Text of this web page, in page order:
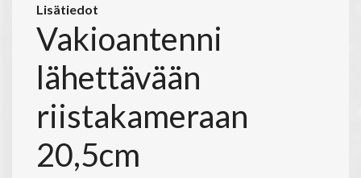
Lisätiedot
Vakioantenni
lähettävään
riistakameraan
20,5cm